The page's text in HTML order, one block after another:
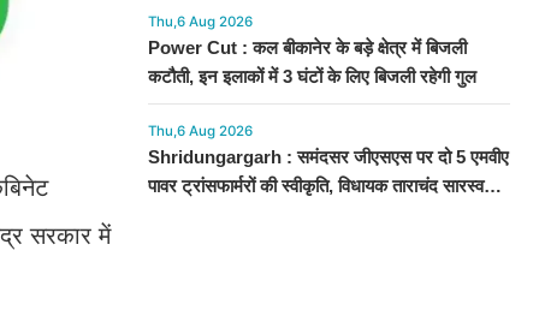
सरकार में
Thu,6 Aug 2026
Power Cut : कल बीकानेर के बड़े क्षेत्र में बिजली
कटौती, इन इलाकों में 3 घंटों के लिए बिजली रहेगी गुल
Thu,6 Aug 2026
Shridungargarh : समंदसर जीएसएस पर दो 5 एमवीए
पावर ट्रांसफार्मरों की स्वीकृति, विधायक ताराचंद सारस्वत